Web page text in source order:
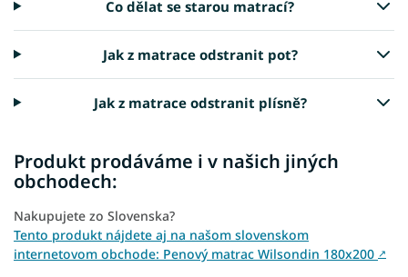
Co dělat se starou matrací?
Jak z matrace odstranit pot?
Jak z matrace odstranit plísně?
Produkt prodáváme i v našich jiných
obchodech:
Nakupujete zo Slovenska?
Tento produkt nájdete aj na našom slovenskom
internetovom obchode: Penový matrac Wilsondin 180x200 ↗